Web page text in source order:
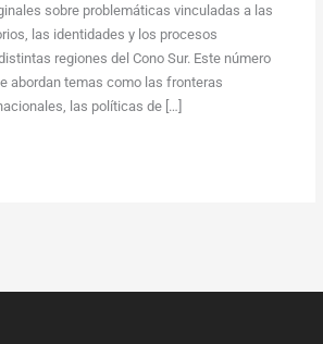
sobre problemáticas vinculadas a las
las identidades y los procesos
regiones del Cono Sur. Este número
abordan temas como las fronteras
las políticas de […]